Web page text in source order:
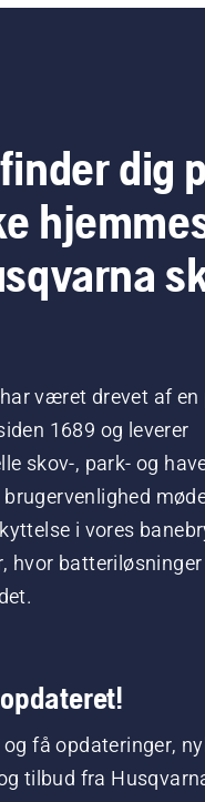
dig
været drevet af en
1689 og leverer
skov-, park- og
brugervenlighed
i vores
hvor
få opdateringer,
tilbud fra